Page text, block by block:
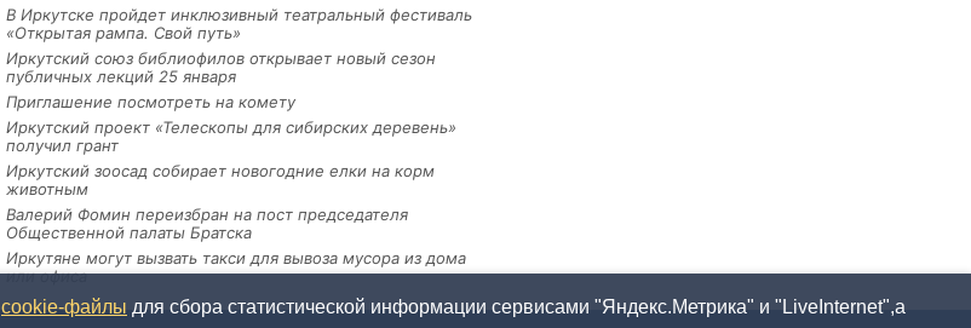
В Иркутске пройдет инклюзивный театральный фестиваль
«Открытая рампа. Свой путь»
Иркутский союз библиофилов открывает новый сезон
публичных лекций 25 января
Приглашение посмотреть на комету
Иркутский проект «Телескопы для сибирских деревень»
получил грант
Иркутский зоосад собирает новогодние елки на корм
животным
Валерий Фомин переизбран на пост председателя
Общественной палаты Братска
Иркутяне могут вызвать такси для вывоза мусора из дома
или офиса
cookie-файлы для сбора статистической информации сервисами "Яндекс.Метрика" и "LiveInternet",а